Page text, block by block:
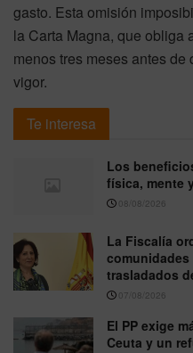
gasto. Esta omisión
la Carta Magna, que obliga
menos tres meses antes
vigor.
Te interesa
Los
física, mente
08/08/2026
La Fiscalía
comunidades
trasladados
07/08/2026
El PP exige
Ceuta y un